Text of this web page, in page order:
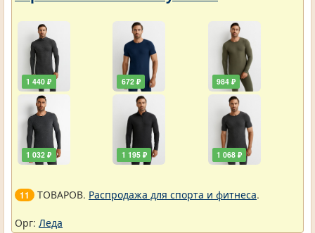
1 440 ₽
1 032 ₽
672 ₽
1 195 ₽
984 ₽
1 068 ₽
11 ТОВАРОВ. Распродажа для спорта и фитнеса.
Орг: Леда